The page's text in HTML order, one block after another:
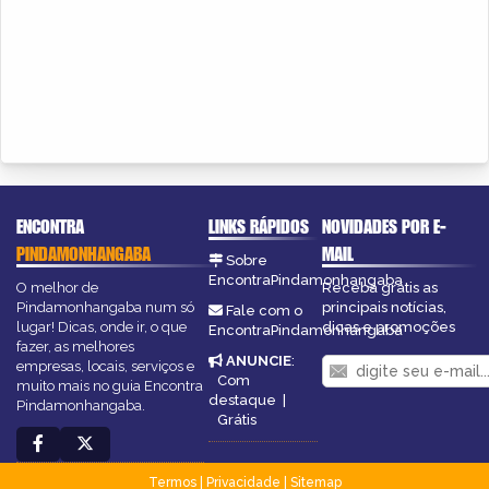
ENCONTRA
PINDAMONHANGABA
O melhor de
Pindamonhangaba num só
lugar! Dicas, onde ir, o que
fazer, as melhores
empresas, locais, serviços e
muito mais no guia Encontra
Pindamonhangaba.
LINKS RÁPIDOS
Sobre
EncontraPindamonhangaba
Fale com o
EncontraPindamonhangaba
ANUNCIE:
Com
destaque |
Grátis
NOVIDADES POR E-
MAIL
Receba grátis as
principais notícias,
dicas e promoções
Termos| Privacidade
Sitemap